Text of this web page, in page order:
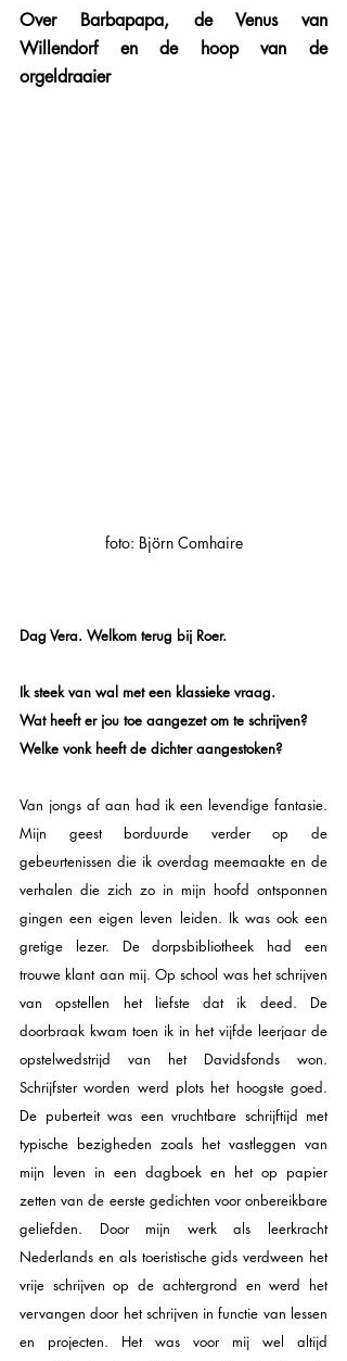
Over Barbapapa, de Venus van
Willendorf en de hoop van de
orgeldraaier
foto: Björn Comhaire
Dag Vera. Welkom terug bij Roer.
Ik steek van wal met een klassieke vraag.
Wat heeft er jou toe aangezet om te schrijven?
Welke vonk heeft de dichter aangestoken?
Van jongs af aan had ik een levendige fantasie.
Mijn geest borduurde verder op de
gebeurtenissen die ik overdag meemaakte en de
verhalen die zich zo in mijn hoofd ontsponnen
gingen een eigen leven leiden. Ik was ook een
gretige lezer. De dorpsbibliotheek had een
trouwe klant aan mij. Op school was het schrijven
van opstellen het liefste dat ik deed. De
doorbraak kwam toen ik in het vijfde leerjaar de
opstelwedstrijd van het Davidsfonds won.
Schrijfster worden werd plots het hoogste goed.
De puberteit was een vruchtbare schrijftijd met
typische bezigheden zoals het vastleggen van
mijn leven in een dagboek en het op papier
zetten van de eerste gedichten voor onbereikbare
geliefden. Door mijn werk als leerkracht
Nederlands en als toeristische gids verdween het
vrije schrijven op de achtergrond en werd het
vervangen door het schrijven in functie van lessen
en projecten. Het was voor mij wel altijd